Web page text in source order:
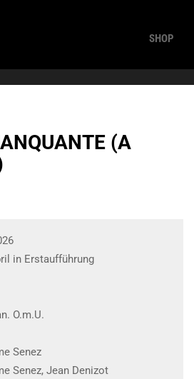
SHOP
(A
in Erstaufführung
O.m.U.
Senez
Senez, Jean Denizot